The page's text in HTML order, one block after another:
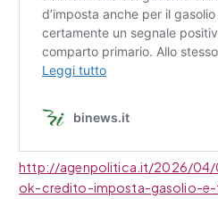
http://agenpolitica.it/2026/
ok-credito-imposta-gasolio-